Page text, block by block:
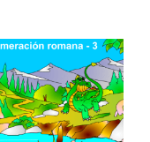
Numeración
romana